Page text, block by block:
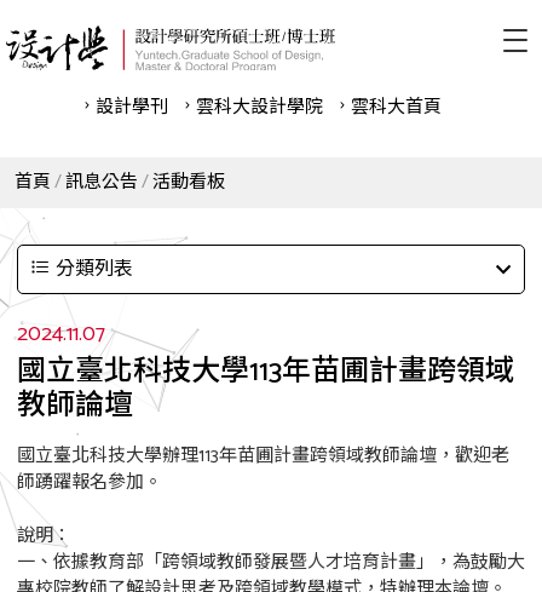
設計學刊 雲科⼤設計學院 雲科⼤首頁
首頁 訊息公告 活動看板
分類列表
2024.11.07
國立臺北科技大學113年苗圃計畫跨領域
教師論壇
國立臺北科技大學辦理113年苗圃計畫跨領域教師論壇，歡迎老
師踴躍報名參加。
說明：
一、依據教育部「跨領域教師發展暨人才培育計畫」，為鼓勵大